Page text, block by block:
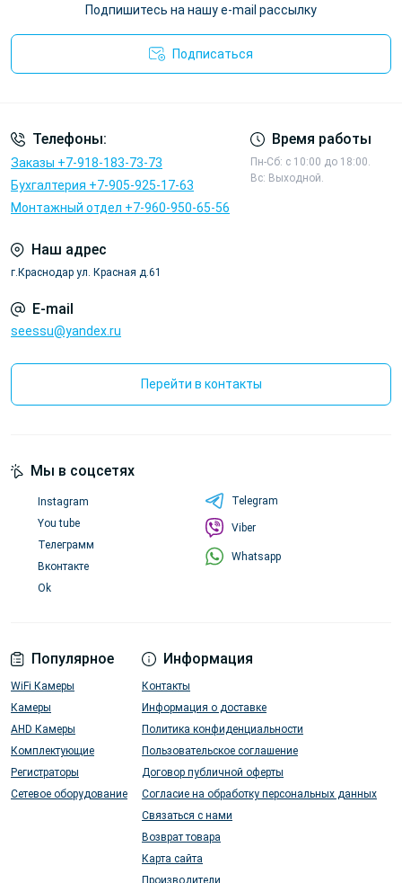
Подпишитесь на нашу e-mail рассылку
Подписаться
Телефоны:
Заказы +7-918-183-73-73
Бухгалтерия +7-905-925-17-63
Монтажный отдел +7-960-950-65-56
Время работы
Пн-Сб: с 10:00 до 18:00.
Вс: Выходной.
Наш адрес
г.Краснодар ул. Красная д.61
E-mail
seessu@yandex.ru
Перейти в контакты
Популярное
WiFi Камеры
Камеры
AHD Камеры
Комплектующие
Регистраторы
Сетевое оборудование
Информация
Контакты
Информация о доставке
Политика конфиденциальности
Пользовательское соглашение
Договор публичной оферты
Согласие на обработку персональных данных
Связаться с нами
Возврат товара
Карта сайта
Мы в соцсетях
Instagram
You tube
Телеграмм
Вконтакте
Ok
Telegram
Viber
Whatsapp